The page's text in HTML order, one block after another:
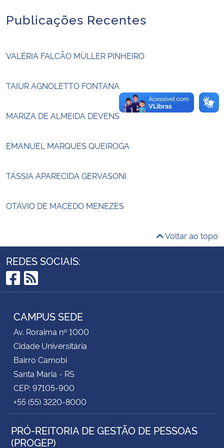
Secretaria-Geral
Secretaria de Governo
Publicações Recentes
VALÉRIA FALCÃO MÜLLER PINHEIRO
TAIUR AGNOLETTO FONTANA
MARIZA DE ALMEIDA DEVENS
EMANUEL MARQUES QUEIROGA
TÁSSIA APARECIDA GERVASONI
OTÁVIO DE MACEDO MENEZES
Voltar ao topo
REDES SOCIAIS:
Facebook
RSS
CAMPUS SEDE
Av. Roraima nº 1000
Cidade Universitária
Bairro Camobi
Santa Maria - RS
CEP: 97105-900
+55 (55) 3220-8000
PRÓ-REITORIA DE GESTÃO DE PESSOAS
(PROGEP)